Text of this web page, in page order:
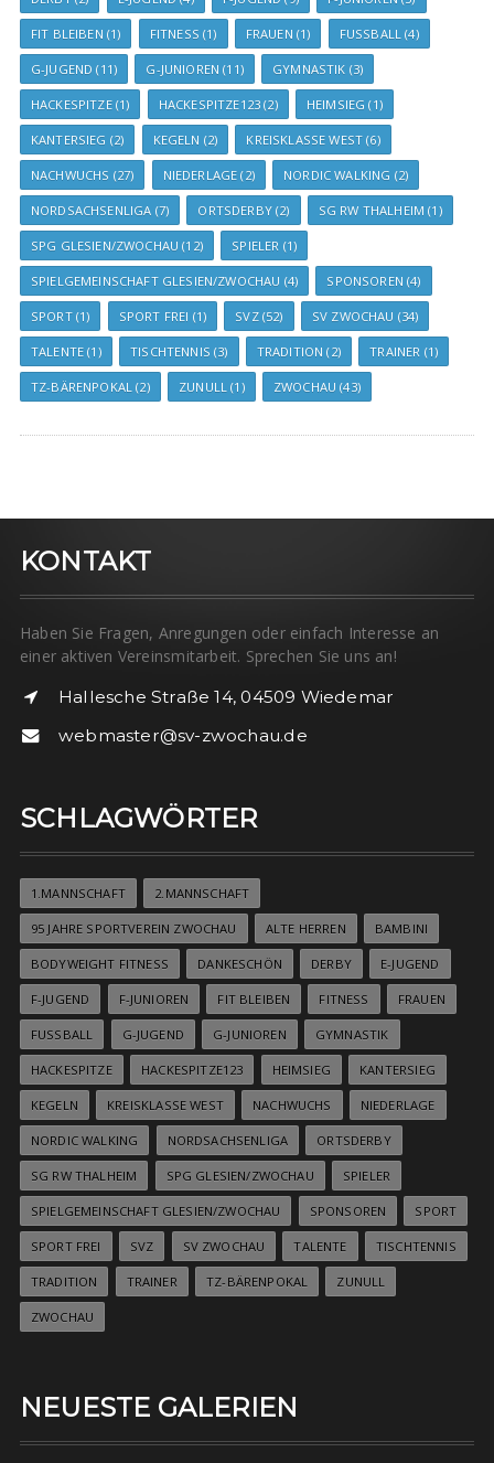
FIT BLEIBEN (1) FITNESS (1) FRAUEN (1) FUSSBALL (4)
G-JUGEND (11) G-JUNIOREN (11) GYMNASTIK (3)
HACKESPITZE(1) HACKESPITZE123 (2) HEIMSIEG (1)
KANTERSIEG (2) KEGELN (2) KREISKLASSE WEST (6)
NACHWUCHS (27) NIEDERLAGE (2) NORDIC WALKING (2)
NORDSACHSENLIGA (7) ORTSDERBY(2) SG RW THALHEIM (1)
SPG GLESIEN/ZWOCHAU (12) SPIELER (1)
SPIELGEMEINSCHAFT GLESIEN/ZWOCHAU (4) SPONSOREN (4)
SPORT(1) SPORT FREI (1) SVZ(52) SV ZWOCHAU (34)
TALENTE (1) TISCHTENNIS (3) TRADITION (2) TRAINER (1)
TZ-BÄRENPOKAL (2) ZUNULL (1) ZWOCHAU (43)
KONTAKT
Haben Sie Fragen, Anregungen oder einfach Interesse an
einer aktiven Vereinsmitarbeit. Sprechen Sie uns an!
Hallesche Straße 14, 04509 Wiedemar
webmaster@sv-zwochau.de
SCHLAGWÖRTER
1.MANNSCHAFT 2.MANNSCHAFT
95 JAHRE SPORTVEREIN ZWOCHAU ALTE HERREN BAMBINI
BODYWEIGHT FITNESS DANKESCHÖN DERBY E-JUGEND
F-JUGEND F-JUNIOREN FIT BLEIBEN FITNESS FRAUEN
FUSSBALL G-JUGEND G-JUNIOREN GYMNASTIK
HACKESPITZE HACKESPITZE123 HEIMSIEG KANTERSIEG
KEGELN KREISKLASSE WEST NACHWUCHS NIEDERLAGE
NORDIC WALKING NORDSACHSENLIGA ORTSDERBY
SG RW THALHEIM SPG GLESIEN/ZWOCHAU SPIELER
SPIELGEMEINSCHAFT GLESIEN/ZWOCHAU SPONSOREN SPORT
SPORT FREI SVZ SV ZWOCHAU TALENTE TISCHTENNIS
TRADITION TRAINER TZ-BÄRENPOKAL ZUNULL
ZWOCHAU
NEUESTE GALERIEN